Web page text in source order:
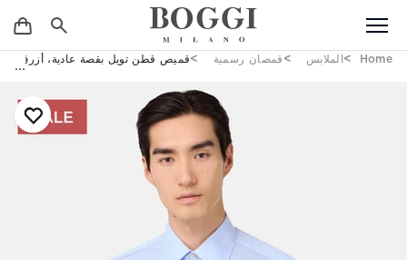
Home الملابس قمصان رسمية قميص قطن تويل بقصة عادية، أزرق